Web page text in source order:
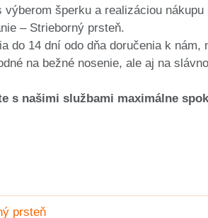
výberom šperku a realizáciou nákupu
– Strieborný prsteň.
do 14 dní odo dňa doručenia k nám,
na bežné nosenie, ale aj na
s našimi službami maximálne